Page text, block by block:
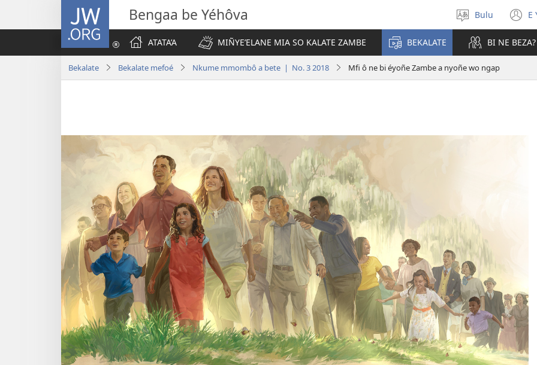
JW.ORG Bengaa be Yéhôva
Tobôk
nkobô
Bulu E
ATATA’A MIÑYE’ELANE MIA SO KALATE ZAMBE BEKALATE BI NE BEZA?
Bekalate Bekalate mefoé Nkume mmombô a bete | No. 3 2018 Mfi ô ne bi éyoñe Zambe a nyoñe wo ngap